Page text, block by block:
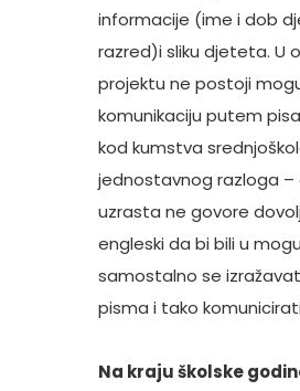
informacije (ime i dob
razred)i sliku djeteta. U
projektu ne postoji
komunikaciju putem
kod kumstva
jednostavnog razloga –
uzrasta ne govore
engleski da bi bili u
samostalno se
pisma i tako
Na kraju školske